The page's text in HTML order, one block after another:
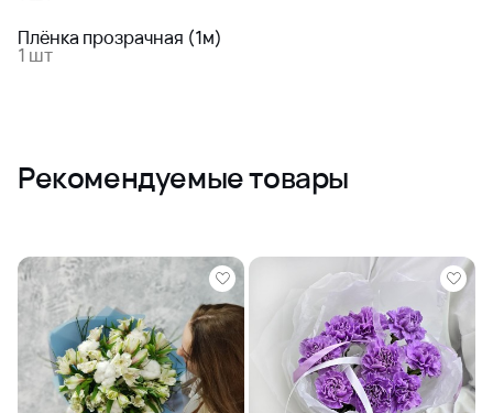
Плёнка прозрачная (1м)
1 шт
Рекомендуемые товары